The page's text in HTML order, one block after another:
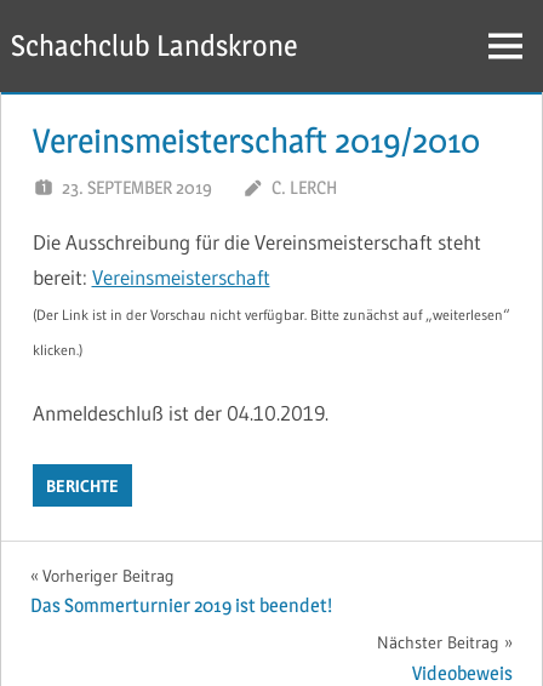
Inhalt
springen
Schachclub Landskrone Menü
Vereinsmeisterschaft 2019/2010
23. SEPTEMBER 2019 C. LERCH
Die Ausschreibung für die Vereinsmeisterschaft steht
bereit: Vereinsmeisterschaft
(Der Link ist in der Vorschau nicht verfügbar. Bitte zunächst auf „weiterlesen“
klicken.)
Anmeldeschluß ist der 04.10.2019.
BERICHTE
Beitragsnavigation
Vorheriger Beitrag
Das Sommerturnier 2019 ist beendet!
Nächster Beitrag
Videobeweis